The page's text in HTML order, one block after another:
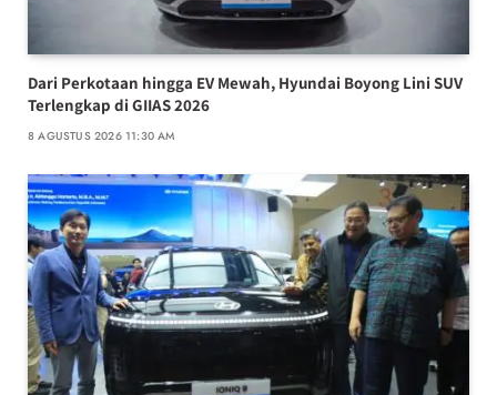
Dari Perkotaan hingga EV Mewah, Hyundai Boyong Lini SUV
Terlengkap di GIIAS 2026
8 AGUSTUS 2026 11:30 AM